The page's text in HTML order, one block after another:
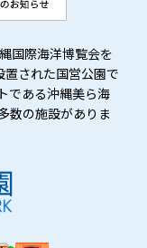
国際海洋博覧会を
された国営公園で
である沖縄美ら海
数の施設がありま